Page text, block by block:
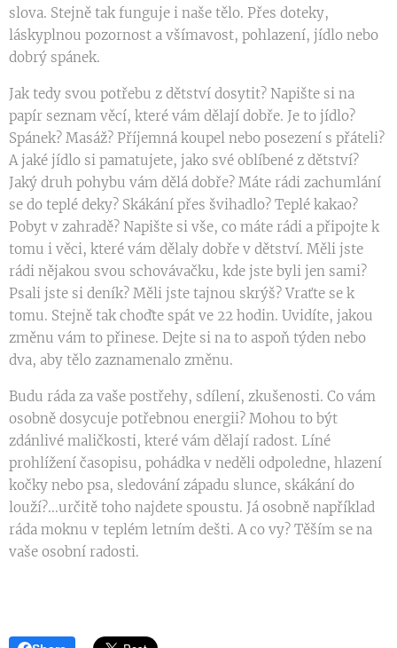
slova. Stejně tak funguje i naše tělo. Přes doteky,
láskyplnou pozornost a všímavost, pohlazení, jídlo nebo
dobrý spánek.
Jak tedy svou potřebu z dětství dosytit? Napište si na
papír seznam věcí, které vám dělají dobře. Je to jídlo?
Spánek? Masáž? Příjemná koupel nebo posezení s přáteli?
A jaké jídlo si pamatujete, jako své oblíbené z dětství?
Jaký druh pohybu vám dělá dobře? Máte rádi zachumlání
se do teplé deky? Skákání přes švihadlo? Teplé kakao?
Pobyt v zahradě? Napište si vše, co máte rádi a připojte k
tomu i věci, které vám dělaly dobře v dětství. Měli jste
rádi nějakou svou schovávačku, kde jste byli jen sami?
Psali jste si deník? Měli jste tajnou skrýš? Vraťte se k
tomu. Stejně tak choďte spát ve 22 hodin. Uvidíte, jakou
změnu vám to přinese. Dejte si na to aspoň týden nebo
dva, aby tělo zaznamenalo změnu.
Budu ráda za vaše postřehy, sdílení, zkušenosti. Co vám
osobně dosycuje potřebnou energii? Mohou to být
zdánlivé maličkosti, které vám dělají radost. Líné
prohlížení časopisu, pohádka v neděli odpoledne, hlazení
kočky nebo psa, sledování západu slunce, skákání do
louží?...určitě toho najdete spoustu. Já osobně například
ráda moknu v teplém letním dešti. A co vy? Těším se na
vaše osobní radosti.